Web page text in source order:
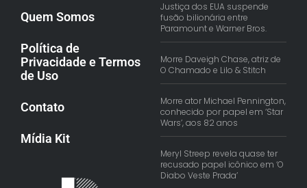
Quem Somos
Política de
Privacidade e Termos
de Uso
Contato
Mídia Kit
Justiça dos EUA suspende
fusão bilionária entre
Paramount e Warner Bros.
Morre Daveigh Chase, atriz de
O Chamado e Lilo & Stitch
Morre ator Michael Pennington,
conhecido por papel em ‘Star
Wars’, aos 82 anos
Meryl Streep revela quase ter
recusado papel icônico em ‘O
Diabo Veste Prada’